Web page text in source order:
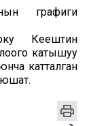
графиги
Кеңештин
катышуу
катталган